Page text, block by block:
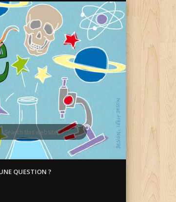
QUESTION ?